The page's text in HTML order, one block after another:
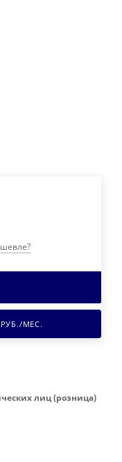
РУБ./МЕС.
лиц (розница)